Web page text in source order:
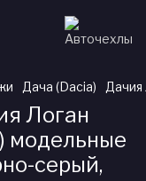
Дача (Dacia)
Логан
модельные
серый,